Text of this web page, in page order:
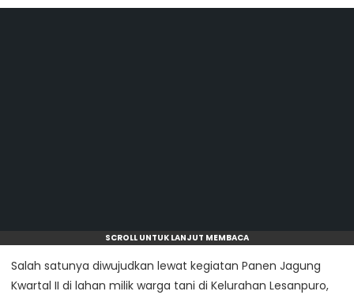
SCROLL UNTUK LANJUT MEMBACA
Salah satunya diwujudkan lewat kegiatan Panen Jagung
Kwartal II di lahan milik warga tani di Kelurahan Lesanpuro,